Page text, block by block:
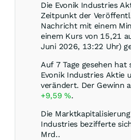
Die Evonik Industries
Zeitpunkt der
Nachricht mit einem
einem Kurs von 15,21
Juni 2026, 13:22 Uhr)
Auf 7 Tage gesehen hat
Evonik Industries Aktie
verändert. Der Gewinn
+9,59%.
Die
Industries bezifferte
Mrd..